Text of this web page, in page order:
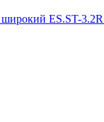
ES.ST-3.2R